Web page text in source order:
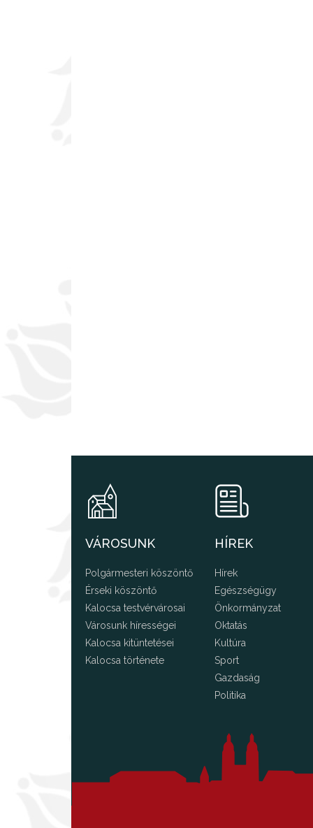
VÁROSUNK
Polgármesteri köszöntő
Érseki köszöntő
Kalocsa testvérvárosai
Városunk hírességei
Kalocsa kitüntetései
Kalocsa története
HÍREK
Hírek
Egészségügy
Önkormányzat
Oktatás
Kultúra
Sport
Gazdaság
Politika